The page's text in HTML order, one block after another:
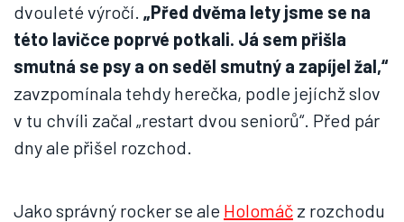
dvouleté výročí. „Před dvěma lety jsme se na
této lavičce poprvé potkali. Já sem přišla
smutná se psy a on seděl smutný a zapíjel žal,“
zavzpomínala tehdy herečka, podle jejíchž slov
v tu chvíli začal „restart dvou seniorů“. Před pár
dny ale přišel rozchod.
Jako správný rocker se ale Holomáč z rozchodu